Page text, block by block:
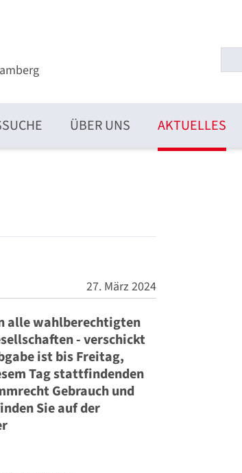
ÜBER UNS AKTUELLES
27. März 2024
alle wahlberechtigten
- verschickt
ist bis Freitag,
Tag stattfindenden
Gebrauch und
Sie auf der